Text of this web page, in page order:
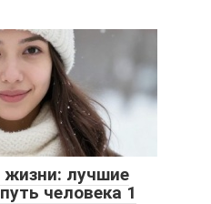
жизни: лучшие
человека 1